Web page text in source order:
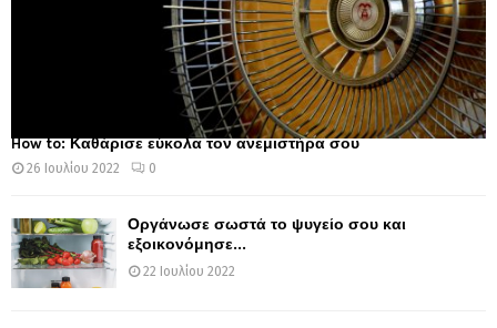
How to: Καθάρισε εύκολα τον ανεμιστήρα σου
26 Ιουλίου 2022 0
Οργάνωσε σωστά το ψυγείο σου και
εξοικονόμησε...
22 Ιουλίου 2022